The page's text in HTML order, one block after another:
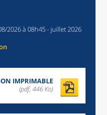
2026 à 08h45- juillet 2026
IMPRIMABLE
(pdf, 446 Ko)